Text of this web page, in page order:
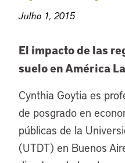
Julho 1, 2015
El impacto de las
suelo en América
Cynthia Goytia es
de posgrado en
públicas de la
(UTDT) en Buenos